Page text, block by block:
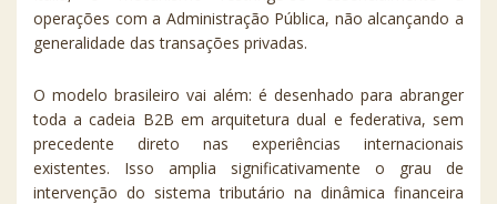
operações com a Administração Pública, não alcançando a
generalidade das transações privadas.
O modelo brasileiro vai além: é desenhado para abranger
toda a cadeia B2B em arquitetura dual e federativa, sem
precedente direto nas experiências internacionais
existentes. Isso amplia significativamente o grau de
intervenção do sistema tributário na dinâmica financeira